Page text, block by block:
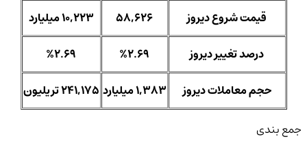
قیمت شروع دیروز
58,626
10,223 میلیارد
درصد تغییر دیروز
%2.69
%2.69
حجم معاملات دیروز
1,383 میلیارد 241,175 تریلیون
جمع بندی